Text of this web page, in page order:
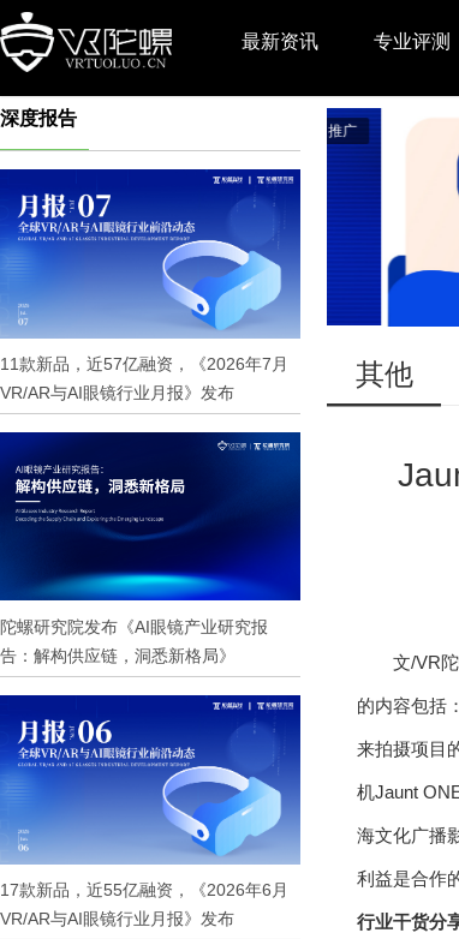
最新资讯 专业评测
深度报告
11款新品，近57亿融资，《2026年7月
VR/AR与AI眼镜行业月报》发布
陀螺研究院发布《AI眼镜产业研究报
告：解构供应链，洞悉新格局》
17款新品，近55亿融资，《2026年6月
VR/AR与AI眼镜行业月报》发布
其他
文/VR
的内容包括
来拍摄项目
机Jaunt
海文化广播
利益是合作
行业干货分